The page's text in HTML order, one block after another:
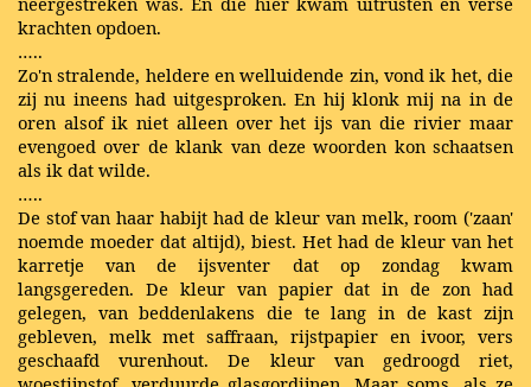
krachten opdoen.
…..
Zo'n stralende, heldere en welluidende zin, vond ik het, die
zij nu ineens had uitgesproken. En hij klonk mij na in de
oren alsof ik niet alleen over het ijs van die rivier maar
evengoed over de klank van deze woorden kon schaatsen
als ik dat wilde.
…..
De stof van haar habijt had de kleur van melk, room ('zaan'
noemde moeder dat altijd), biest. Het had de kleur van het
karretje van de ijsventer dat op zondag kwam
langsgereden. De kleur van papier dat in de zon had
gelegen, van beddenlakens die te lang in de kast zijn
gebleven, melk met saffraan, rijstpapier en ivoor, vers
geschaafd vurenhout. De kleur van gedroogd riet,